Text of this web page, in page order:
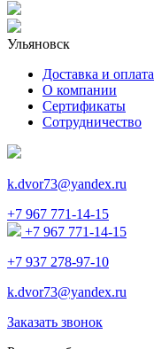
Ульяновск
Доставка и оплата
О компании
Сертификаты
Сотрудничество
k.dvor73@yandex.ru
+7 967 771-14-15
+7 967 771-14-15
+7 937 278-97-10
k.dvor73@yandex.ru
Заказать звонок